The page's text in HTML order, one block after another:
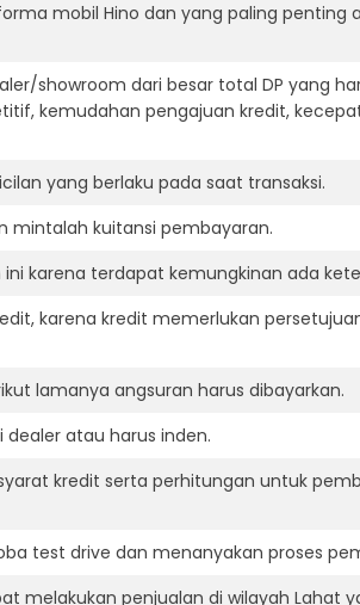
mobil Hino dan yang paling penting
showroom dari besar total DP yang
kemudahan pengajuan kredit,
yang berlaku pada saat transaksi.
mintalah kuitansi pembayaran.
karena terdapat kemungkinan ada
karena kredit memerlukan
lamanya angsuran harus dibayarkan.
dealer atau harus inden.
kredit serta perhitungan untuk
test drive dan menanyakan proses
melakukan penjualan di wilayah Lahat